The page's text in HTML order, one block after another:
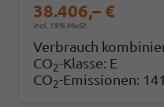
38.406,– €
incl. 19% MwSt.
Verbrauch
CO2-Klasse: E
CO2-Emissionen: